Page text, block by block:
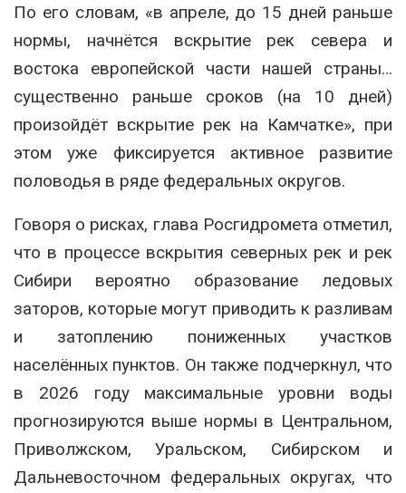
По его словам, «в апреле, до 15 дней раньше
нормы, начнётся вскрытие рек севера и
востока европейской части нашей страны…
существенно раньше сроков (на 10 дней)
произойдёт вскрытие рек на Камчатке», при
этом уже фиксируется активное развитие
половодья в ряде федеральных округов.
Говоря о рисках, глава Росгидромета отметил,
что в процессе вскрытия северных рек и рек
Сибири вероятно образование ледовых
заторов, которые могут приводить к разливам
и затоплению пониженных участков
населённых пунктов. Он также подчеркнул, что
в 2026 году максимальные уровни воды
прогнозируются выше нормы в Центральном,
Приволжском, Уральском, Сибирском и
Дальневосточном федеральных округах, что